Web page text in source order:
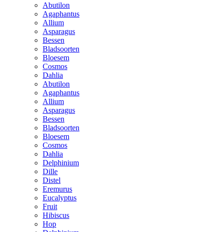
Abutilon
Agaphantus
Allium
Asparagus
Bessen
Bladsoorten
Bloesem
Cosmos
Dahlia
Abutilon
Agaphantus
Allium
Asparagus
Bessen
Bladsoorten
Bloesem
Cosmos
Dahlia
Delphinium
Dille
Distel
Eremurus
Eucalyptus
Fruit
Hibiscus
Hop